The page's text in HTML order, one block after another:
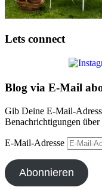
Lets connect
Blog via E-Mail
Gib Deine E-Mail-
Benachrichtigungen
E-Mail-Adresse
Abonnieren